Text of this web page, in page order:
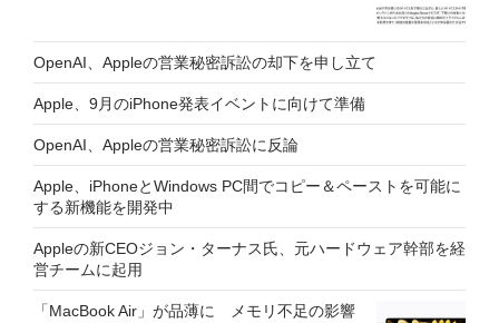
OpenAI、Appleの営業秘密訴訟の却下を申し立て
Apple、9月のiPhone発表イベントに向けて準備
OpenAI、Appleの営業秘密訴訟に反論
Apple、iPhoneとWindows PC間でコピー＆ペーストを可能に
する新機能を開発中
Appleの新CEOジョン・ターナス氏、元ハードウェア幹部を経
営チームに起用
「MacBook Air」が品薄に メモリ不足の影響